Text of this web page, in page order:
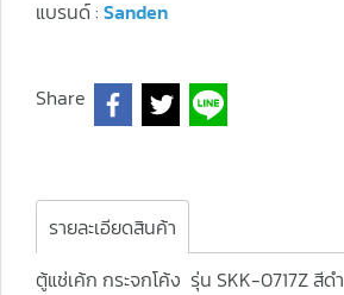
แบรนด์ : Sanden
Share
รายละเอียดสินค้า
ตู้แช่เค้ก กระจกโค้ง รุ่น SKK-0717Z สีดำ